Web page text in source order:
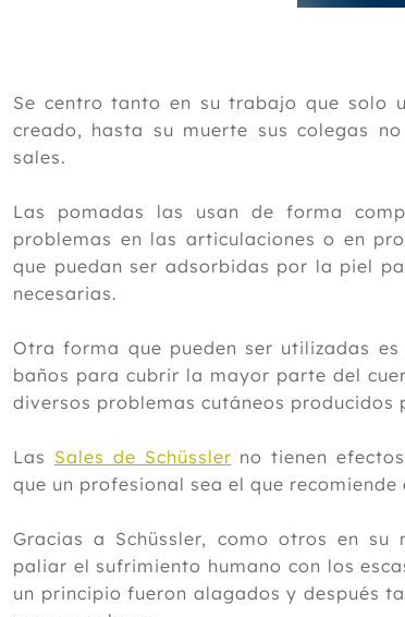
Se centro tanto en su trabajo que solo
creado, hasta su muerte sus colegas
sales.
Las pomadas las usan de forma
problemas en las articulaciones o en
que puedan ser adsorbidas por la piel
necesarias.
Otra forma que pueden ser utilizadas
baños para cubrir la mayor parte del
diversos problemas cutáneos producidos
Las Sales de Schüssler no tienen
que un profesional sea el que
Gracias a Schüssler, como otros en su
paliar el sufrimiento humano con los
un principio fueron alagados y después